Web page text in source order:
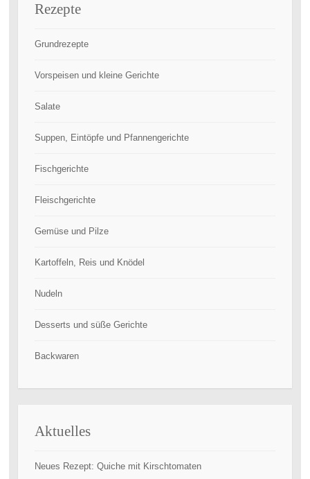
Rezepte
Grundrezepte
Vorspeisen und kleine Gerichte
Salate
Suppen, Eintöpfe und Pfannengerichte
Fischgerichte
Fleischgerichte
Gemüse und Pilze
Kartoffeln, Reis und Knödel
Nudeln
Desserts und süße Gerichte
Backwaren
Aktuelles
Neues Rezept: Quiche mit Kirschtomaten